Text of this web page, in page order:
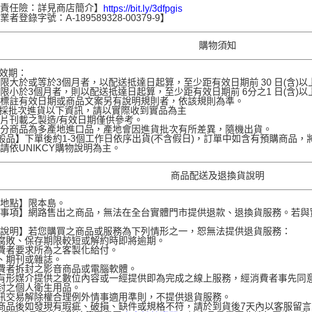
責任險：詳見商店簡介】
https://bit.ly/3dfpgis
業者登錄字號：A-189589328-00379-9】
購物須知
期：
大於或等於3個月者，以配送抵達日起算，至少距有效日期前 30 日(含)以
小於3個月者，則以配送抵達日起算，至少距有效日期前 6分之1 日(含)以
註有效日期或商品文案另有說明規則者，依該規則為準。
批次進貨以下資訊，請以實際收到實品為主
刊載之製造/有效日期僅供參考。
商品為多產地進口品，產地會因進貨批次有所差異，隨機出貨。
品】下單後約1-3個工作日依序出貨(不含假日)，訂單中如含有預購商品，
依UNIKCY購物說明為主。
商品配送及退換貨說明
地點】限本島。
事項】網路售出之商品，無法在全台實體門市提供退款、退換貨服務。若
說明】若您購買之商品或服務為下列情形之一，恕無法提供退貨服務：
敗、保存期限較短或解約時即將逾期。
者要求所為之客製化給付。
期刊或雜誌。
者拆封之影音商品或電腦軟體。
形媒介提供之數位內容或一經提供即為完成之線上服務，經消費者事先同
之個人衛生用品。
交易解除權合理例外情事適用準則，不提供退貨服務。
品後如發現有瑕疵、破損、缺件或規格不符，請於到貨後7天內以客服留